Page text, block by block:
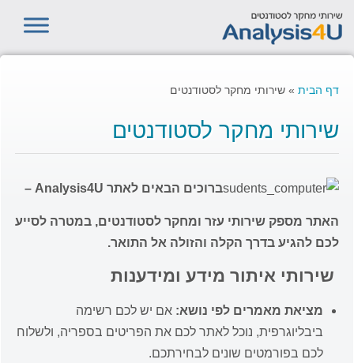
דף הבית » שירותי מחקר לסטודנטים
שירותי מחקר לסטודנטים
ברוכים הבאים לאתר Analysis4U –
האתר מספק שירותי עזר ומחקר לסטודנטים, במטרה לסייע
לכם להגיע בדרך הקלה והזולה אל התואר.
שירותי איתור מידע ומידענות
מציאת מאמרים לפי נושא: אם יש לכם רשימה
ביבליוגרפית, נוכל לאתר לכם את הפריטים בספריה, ולשלוח
לכם בפורמטים שונים לבחירתכם.